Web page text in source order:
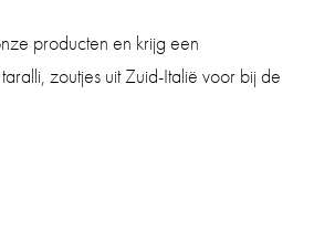
producten en krijg een
zoutjes uit Zuid-Italië voor bij de